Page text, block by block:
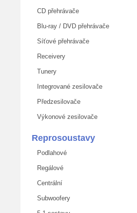
CD přehrávače
Blu-ray / DVD přehrávače
Síťové přehrávače
Receivery
Tunery
Integrované zesilovače
Předzesilovače
Výkonové zesilovače
Reprosoustavy
Podlahové
Regálové
Centrální
Subwoofery